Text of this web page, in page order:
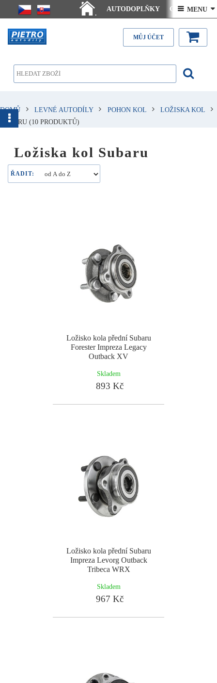
.
AUTODOPLŇKY Ceny doručení
Články - návody Kontakt
 MENU 
MŮJ ÚČET
DOMŮ LEVNÉ AUTODÍLY POHON KOL
LOŽISKA KOL
SUBARU (10 PRODUKTŮ)
Ložiska kol Subaru
ŘADIT:
Ložisko kola přední Subaru
Forester Impreza Legacy
Outback XV
Skladem
893 Kč
Ložisko kola přední Subaru
Impreza Levorg Outback
Tribeca WRX
Skladem
967 Kč